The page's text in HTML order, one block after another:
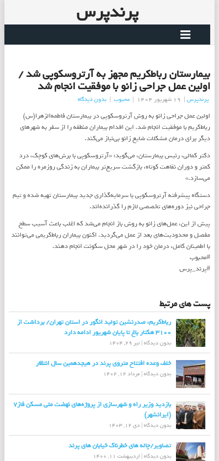
پرندپرس
بیمارستان رباط‌کریم مجهز به آرتروسکوپی شد /
اولین عمل جراحی زانو با موفقیت انجام شد
پرندپرس| 19 شهریور 1404 | محبوب | بدون دیدگاه
اولین عمل جراحی زانو به روش آرتروسکوپی در بیمارستان فاطمه‌الزهرا(س)
رباط‌کریم با موفقیت انجام شد. این اقدام بیماران منطقه را از سفر به شهرهای
دیگر برای درمان مشکلات شایع زانو بی‌نیاز می‌کند.
دکتر کمالی، رئیس بیمارستان، می‌گوید: «آرتروسکوپی با برش‌های کوچک، درد
کمتر و دوران نقاهت کوتاه، بازگشت سریع‌تر بیماران به زندگی روزمره را ممکن
می‌سازد.»
دستگاه پیشرفته آرتروسکوپی با سرمایه‌گذاری جدید بیمارستان تهیه شده و تیم
جراحی نیز دوره‌های تخصصی لازم را گذرانده‌اند.
پیش از این، عمل‌های زانو به روش باز انجام می‌شد که اغلب باعث آسیب سطح
مفصل و محدودیت‌های بعد از عمل می‌گردید. اکنون بیماران رباط‌کریمی می‌توانند
با اطمینان کامل، درمان خود را در شهر محل سکونت انجام دهند.
#محبوب
#پرند_پرس
پست های مرتبط
رباط‌کریم، صدرنشین تولید انگور در استان تهران/ برداشت از
۳۱۰۰ هکتار باغ تا پایان شهریور ادامه دارد
بدون دیدگاه| تیر 29, 1404
خلف وعده افتتاح متروی پرند در هیجدهمین سال انتظار
بدون دیدگاه| مرداد 12, 1402
بازدید وزیر راه و شهرسازی از پروژه‌های نهضت ملی مسکن فاز۷
(ایرانشهر)
بدون دیدگاه| دی 12, 1403
تصاویر/چاله های خطرناک خیابان های پرند
بدون دیدگاه| اردیبهشت 11, 1400